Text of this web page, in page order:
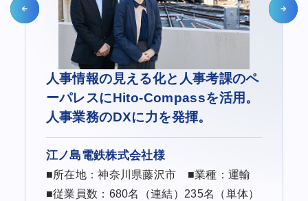
人事情報の見える化と人事考課のペ
ーパレスにHito-Compassを活用。
人事業務のDXに力を発揮。
江ノ島電鉄株式会社様
■所在地：神奈川県藤沢市 ■業種：運輸
■従業員数：680名（連結）235名（単体）